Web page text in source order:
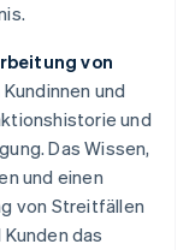
von
und
und
Das Wissen,
und einen
von Streitfällen
das